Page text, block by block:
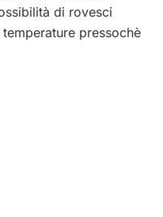
di rovesci
pressochè